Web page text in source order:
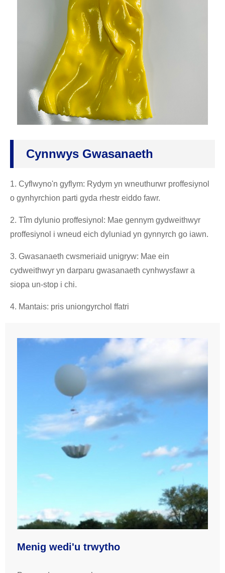
Cynnwys Gwasanaeth
1. Cyflwyno'n gyflym: Rydym yn wneuthurwr proffesiynol
o gynhyrchion parti gyda rhestr eiddo fawr.
2. Tîm dylunio proffesiynol: Mae gennym gydweithwyr
proffesiynol i wneud eich dyluniad yn gynnyrch go iawn.
3. Gwasanaeth cwsmeriaid unigryw: Mae ein
cydweithwyr yn darparu gwasanaeth cynhwysfawr a
siopa un-stop i chi.
4. Mantais: pris uniongyrchol ffatri
Menig wedi'u trwytho